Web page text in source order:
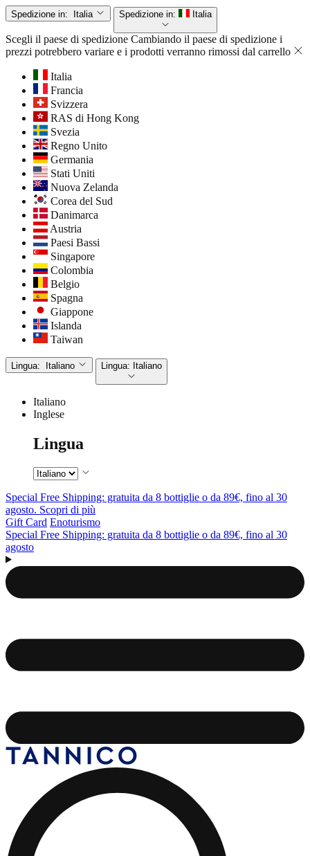
Spedizione in: Italia Spedizione in: Italia
Scegli il paese di spedizione Cambiando il paese di spedizione i
prezzi potrebbero variare e i prodotti verranno rimossi dal carrello
Italia
Francia
Svizzera
RAS di Hong Kong
Svezia
Regno Unito
Germania
Stati Uniti
Nuova Zelanda
Corea del Sud
Danimarca
Austria
Paesi Bassi
Singapore
Colombia
Belgio
Spagna
Giappone
Islanda
Taiwan
Lingua: Italiano Lingua: Italiano
Italiano
Inglese
Lingua
Special Free Shipping: gratuita da 8 bottiglie o da 89€, fino al 30
agosto. Scopri di più
Gift Card Enoturismo
Special Free Shipping: gratuita da 8 bottiglie o da 89€, fino al 30
agosto